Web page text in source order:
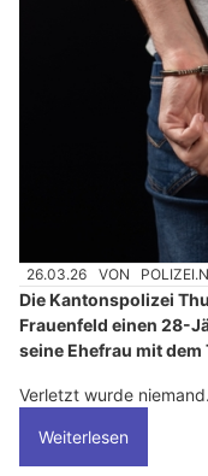
26.03.26 VON
Die Kantonspolizei
Frauenfeld einen 28-
seine Ehefrau mit
Verletzt wurde niemand.
Weiterlesen